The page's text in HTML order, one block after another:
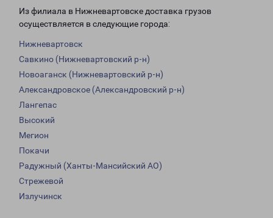
Из филиала в Нижневартовске доставка грузов
осуществляется в следующие города:
Нижневартовск
Савкино (Нижневартовский р-н)
Новоаганск (Нижневартовский р-н)
Александровское (Александровский р-н)
Лангепас
Высокий
Мегион
Покачи
Радужный (Ханты-Мансийский АО)
Стрежевой
Излучинск